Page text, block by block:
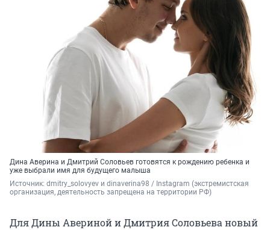
Дина Аверина и Дмитрий Соловьев готовятся к рождению ребенка и
уже выбрали имя для будущего малыша
Источник: dmitry_solovyev и dinaverina98 / Instagram (экстремистская
организация, деятельность запрещена на территории РФ)
Для Дины Авериной и Дмитрия Соловьева новый